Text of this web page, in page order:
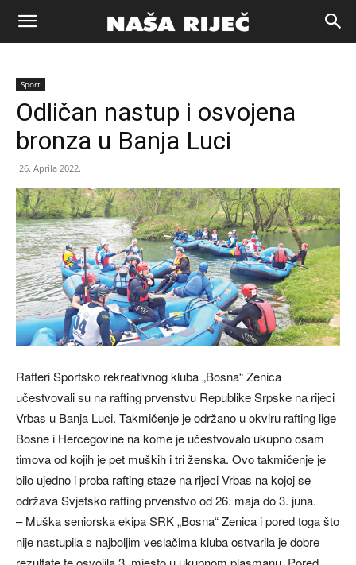
Naša
riječ
Sport
Odličan nastup i osvojena
bronza u Banja Luci
26. Aprila 2022.
Rafteri Sportsko rekreativnog kluba „Bosna“ Zenica
učestvovali su na rafting prvenstvu Republike Srpske na rijeci
Vrbas u Banja Luci. Takmičenje je održano u okviru rafting lige
Bosne i Hercegovine na kome je učestvovalo ukupno osam
timova od kojih je pet muških i tri ženska. Ovo takmičenje je
bilo ujedno i proba rafting staze na rijeci Vrbas na kojoj se
održava Svjetsko rafting prvenstvo od 26. maja do 3. juna.
– Muška seniorska ekipa SRK „Bosna“ Zenica i pored toga što
nije nastupila s najboljim veslačima kluba ostvarila je dobre